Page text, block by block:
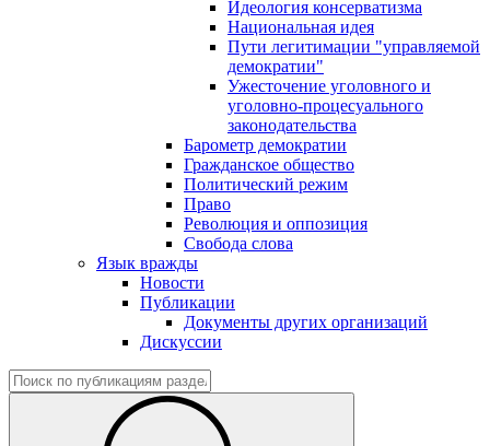
Идеология консерватизма
Национальная идея
Пути легитимации "управляемой
демократии"
Ужесточение уголовного и
уголовно-процесуального
законодательства
Барометр демократии
Гражданское общество
Политический режим
Право
Революция и оппозиция
Свобода слова
Язык вражды
Новости
Публикации
Документы других организаций
Дискуссии